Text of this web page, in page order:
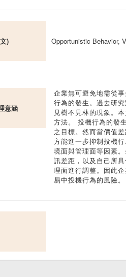
) Opportunistic Behavior,
意涵
企業無可避免地需從
行為的發生。過去研
見樹不見林的現象。
方法。 投機行為的發
之目標。然而當價值
方能進一步抑制投機
境面與管理面等因素
訊差距，以及自己所
理面進行調整。因此
易中投機行為的風險。